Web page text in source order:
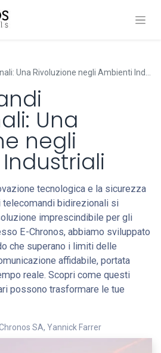
Una Rivoluzione negli Ambienti Industriali
Una
negli
tecnologica e la sicurezza
telecomandi bidirezionali si
imprescindibile per gli
E-Chronos, abbiamo sviluppato
che superano i limiti delle
affidabile, portata
reale. Scopri come questi
possono trasformare le tue
SA, Yannick Farrer